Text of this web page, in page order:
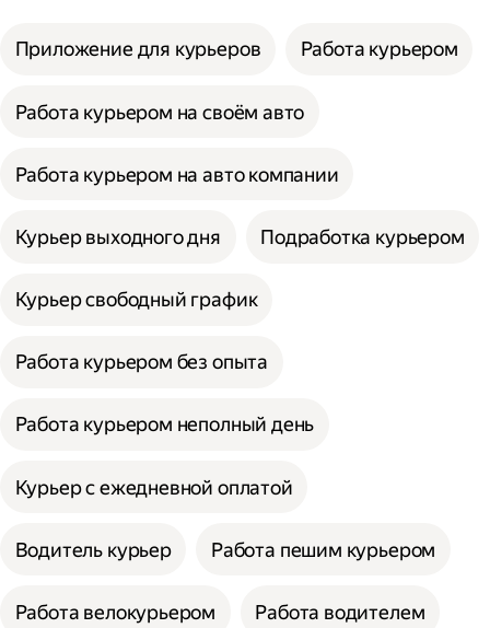
Приложение для курьеров Работа курьером
Работа курьером на своём авто
Работа курьером на авто компании
Курьер выходного дня Подработка курьером
Курьер свободный график
Работа курьером без опыта
Работа курьером неполный день
Курьер с ежедневной оплатой
Водитель курьер Работа пешим курьером
Работа велокурьером Работа водителем